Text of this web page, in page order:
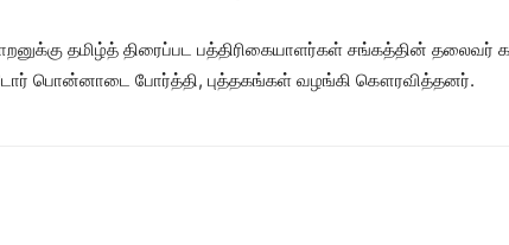
தமிழ்த் திரைப்பட பத்திரிகையாளர்கள் சங்கத்தின் தலைவர்
பொன்னாடை போர்த்தி, புத்தகங்கள் வழங்கி கௌரவித்தனர்.